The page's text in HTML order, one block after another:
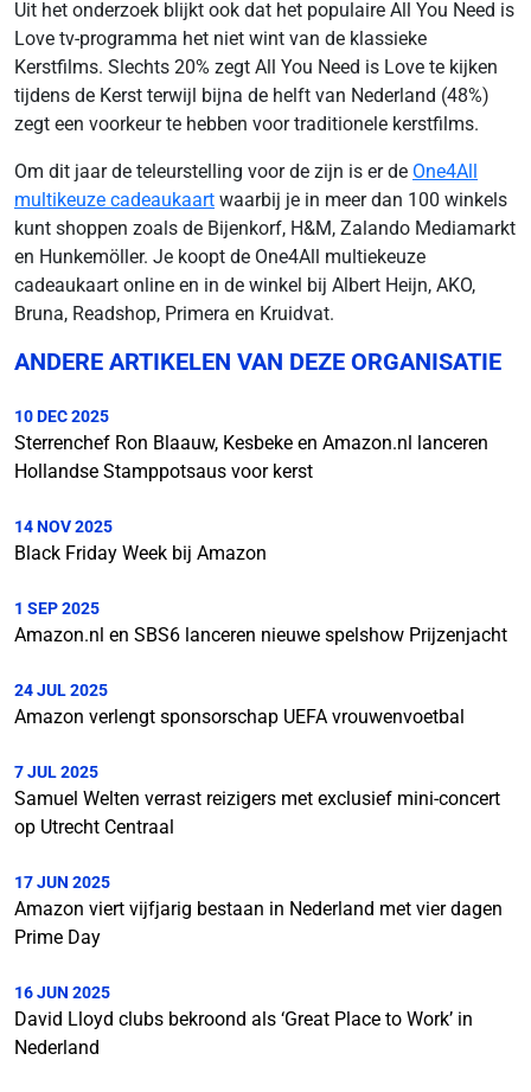
Uit het onderzoek blijkt ook dat het populaire All You Need is
Love tv-programma het niet wint van de klassieke
Kerstfilms. Slechts 20% zegt All You Need is Love te kijken
tijdens de Kerst terwijl bijna de helft van Nederland (48%)
zegt een voorkeur te hebben voor traditionele kerstfilms.
Om dit jaar de teleurstelling voor de zijn is er de One4All
multikeuze cadeaukaart waarbij je in meer dan 100 winkels
kunt shoppen zoals de Bijenkorf, H&M, Zalando Mediamarkt
en Hunkemöller. Je koopt de One4All multiekeuze
cadeaukaart online en in de winkel bij Albert Heijn, AKO,
Bruna, Readshop, Primera en Kruidvat.
ANDERE ARTIKELEN VAN DEZE ORGANISATIE
10 DEC 2025
Sterrenchef Ron Blaauw, Kesbeke en Amazon.nl lanceren
Hollandse Stamppotsaus voor kerst
14 NOV 2025
Black Friday Week bij Amazon
1 SEP 2025
Amazon.nl en SBS6 lanceren nieuwe spelshow Prijzenjacht
24 JUL 2025
Amazon verlengt sponsorschap UEFA vrouwenvoetbal
7 JUL 2025
Samuel Welten verrast reizigers met exclusief mini-concert
op Utrecht Centraal
17 JUN 2025
Amazon viert vijfjarig bestaan in Nederland met vier dagen
Prime Day
16 JUN 2025
David Lloyd clubs bekroond als ‘Great Place to Work’ in
Nederland